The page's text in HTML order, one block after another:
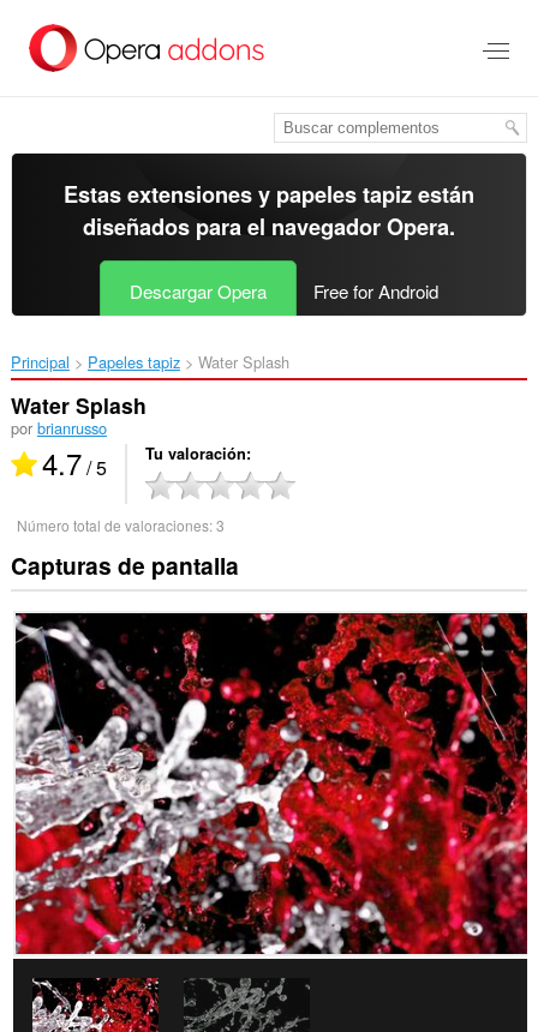
contenido
Estas extensiones y papeles tapiz están
diseñados para el navegador Opera.
Descargar Opera Free for Android
Principal Papeles tapiz Water Splash‎
Water Splash
por brianrusso
4.7/ 5 Tu valoración
Número total de valoraciones:3
Capturas de pantalla